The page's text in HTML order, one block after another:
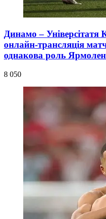
Динамо – Універсітатя
онлайн-трансляція
однакова роль
8 050